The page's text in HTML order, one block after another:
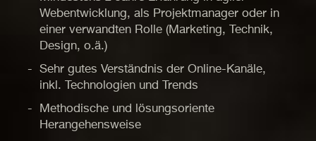
Webentwicklung, als Projektmanager oder in
einer verwandten Rolle (Marketing, Technik,
Design, o.ä.)
Sehr gutes Verständnis der Online-Kanäle,
inkl. Technologien und Trends
Methodische und lösungsoriente
Herangehensweise